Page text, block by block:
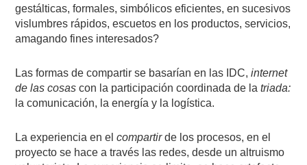
gestálticas, formales, simbólicos eficientes, en sucesivos
vislumbres rápidos, escuetos en los productos, servicios,
amagando fines interesados?
Las formas de compartir se basarían en las IDC,internet
de las cosas con la participación coordinada de latriada:
la comunicación, la energía y la logística.
La experiencia en elcompartirde los procesos, en el
proyecto se hace a través las redes, desde un altruismo